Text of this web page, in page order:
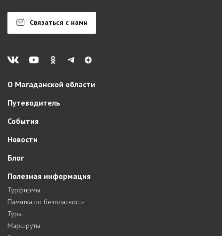
Связаться с нами
О Магаданской области
Путеводитель
События
Новости
Блог
Полезная информация
Турфирмы
Памятка по безопасности
Туры
Маршруты